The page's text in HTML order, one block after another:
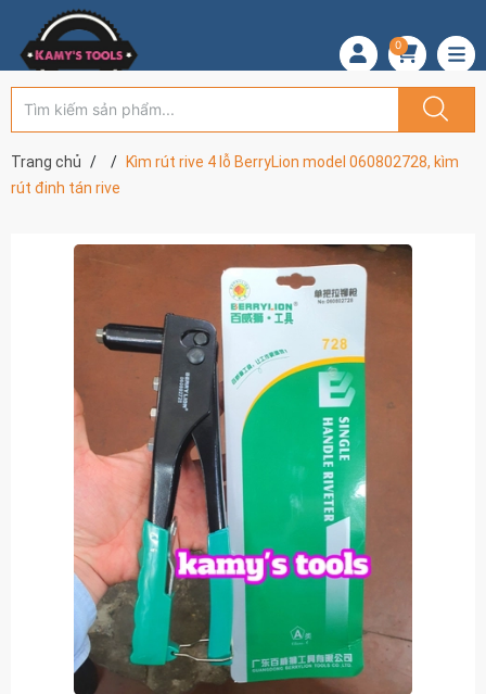
0
Trang chủ
Kìm rút rive 4 lỗ BerryLion model 060802728, kìm
rút đinh tán rive